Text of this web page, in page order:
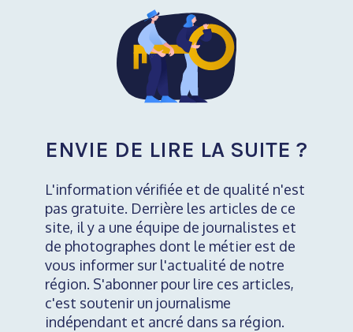
ENVIE DE LIRE LA SUITE ?
L'information vérifiée et de qualité n'est
pas gratuite. Derrière les articles de ce
site, il y a une équipe de journalistes et
de photographes dont le métier est de
vous informer sur l'actualité de notre
région. S'abonner pour lire ces articles,
c'est soutenir un journalisme
indépendant et ancré dans sa région.